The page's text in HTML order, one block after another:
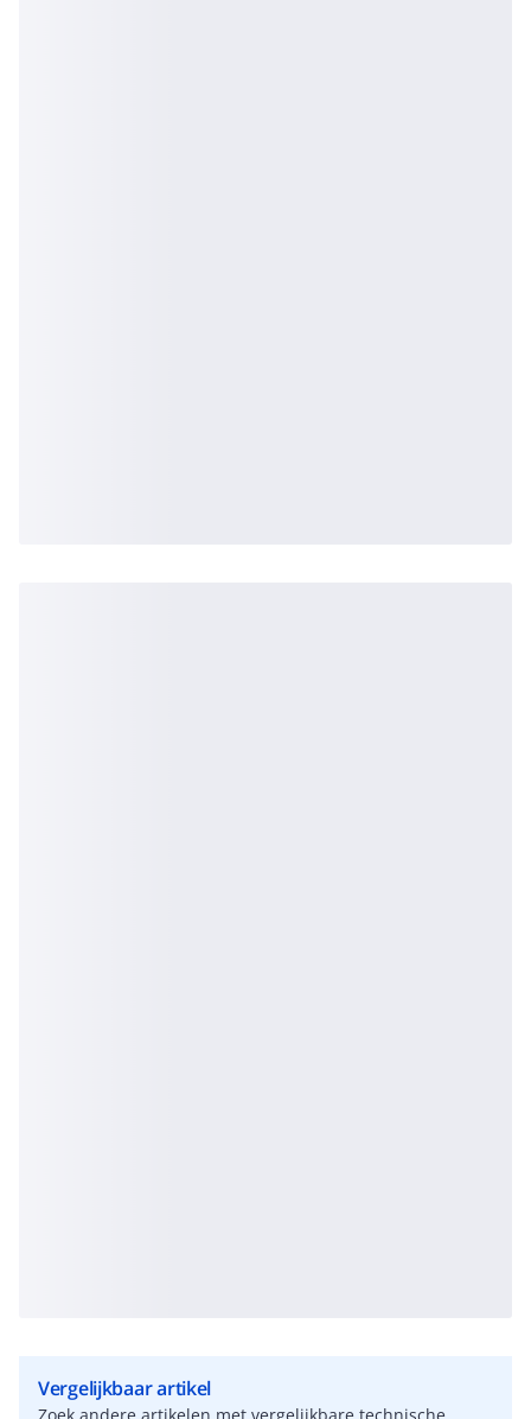
Vergelijkbaar artikel